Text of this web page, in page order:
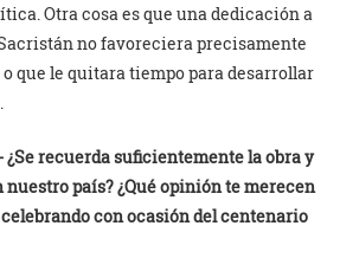
Otra cosa es que una dedicación a
no favoreciera precisamente
que le quitara tiempo para desarrollar
¿Se recuerda suficientemente la obra y
país? ¿Qué opinión te merecen
con ocasión del centenario